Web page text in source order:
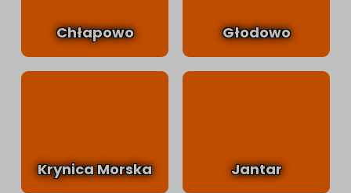
Chłapowo Głodowo
Krynica Morska Jantar